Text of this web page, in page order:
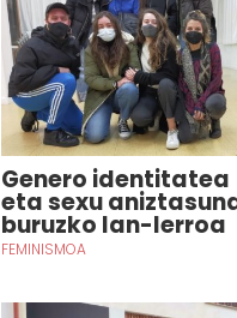
Genero identitatea
eta sexu
buruzko lan-lerroa
FEMINISMOA